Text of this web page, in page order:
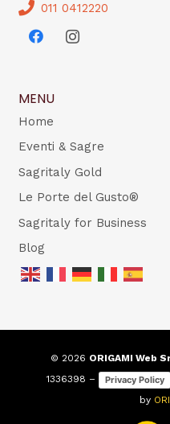
011 0412220
MENU
Home
Eventi & Sagre
Sagritaly Gold
Le Porte del Gusto®
Sagritaly for Business
Blog
© 2026 ORIGAMI Web
1336398 –
Privacy Policy
by